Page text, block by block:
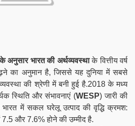
के अनुसार भारत की अर्थव्यवस्थाके वित्तीय वर्ष
का अनुमान है, जिससे यह दुनिया में सबसे
की श्रेणी में बनी हुई है.2018 के मध्य
स्थिति और संभावनाएं (WESP) जारी की
भारत में सकल घरेलू उत्पाद की वृद्धि क्रमश:
और 7.6% होने की उम्मीद है.